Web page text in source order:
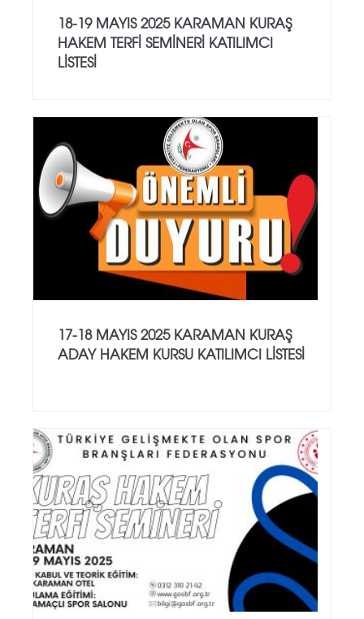
18-19 MAYIS 2025 KARAMAN KURAŞ
HAKEM TERFİ SEMİNERİ KATILIMCI
LİSTESİ
17-18 MAYIS 2025 KARAMAN KURAŞ
ADAY HAKEM KURSU KATILIMCI LİSTESİ